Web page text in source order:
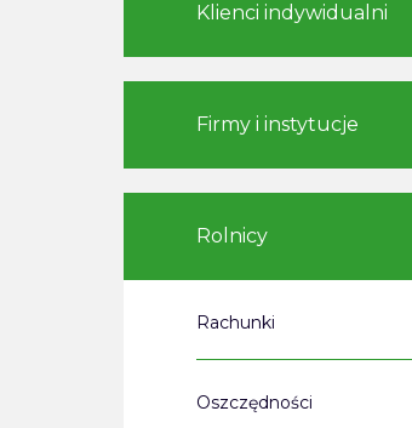
Klienci indywidualni
Firmy i instytucje
Rolnicy
Rachunki
Oszczędności